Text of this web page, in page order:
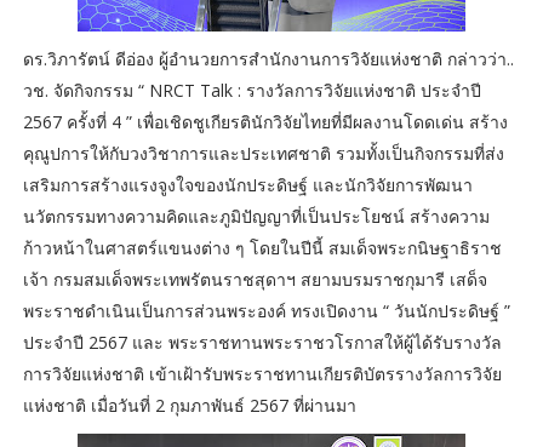
ดร.วิภารัตน์ ดีอ่อง ผู้อำนวยการสำนักงานการวิจัยแห่งชาติ กล่าวว่า..
วช. จัดกิจกรรม “ NRCT Talk : รางวัลการวิจัยแห่งชาติ ประจำปี
2567 ครั้งที่ 4 ” เพื่อเชิดชูเกียรตินักวิจัยไทยที่มีผลงานโดดเด่น สร้าง
คุณูปการให้กับวงวิชาการและประเทศชาติ รวมทั้งเป็นกิจกรรมที่ส่ง
เสริมการสร้างแรงจูงใจของนักประดิษฐ์ และนักวิจัยการพัฒนา
นวัตกรรมทางความคิดและภูมิปัญญาที่เป็นประโยชน์ สร้างความ
ก้าวหน้าในศาสตร์แขนงต่าง ๆ โดยในปีนี้ สมเด็จพระกนิษฐาธิราช
เจ้า กรมสมเด็จพระเทพรัตนราชสุดาฯ สยามบรมราชกุมารี เสด็จ
พระราชดำเนินเป็นการส่วนพระองค์ ทรงเปิดงาน “ วันนักประดิษฐ์ ”
ประจำปี 2567 และ พระราชทานพระราชวโรกาสให้ผู้ได้รับรางวัล
การวิจัยแห่งชาติ เข้าเฝ้ารับพระราชทานเกียรติบัตรรางวัลการวิจัย
แห่งชาติ เมื่อวันที่ 2 กุมภาพันธ์ 2567 ที่ผ่านมา